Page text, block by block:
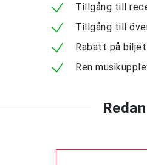
Tillgång till
Tillgång till
Rabatt på
Ren